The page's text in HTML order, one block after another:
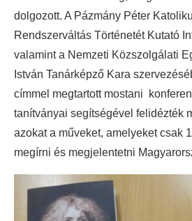
dolgozott. A Pázmány Péter
Rendszerváltás Történetét Kutató
valamint a Nemzeti Közszolgálati
István Tanárképző Kara
címmel megtartott mostani
tanítványai segítségével felidézték
azokat a műveket, amelyeket csak
megírni és megjelentetni